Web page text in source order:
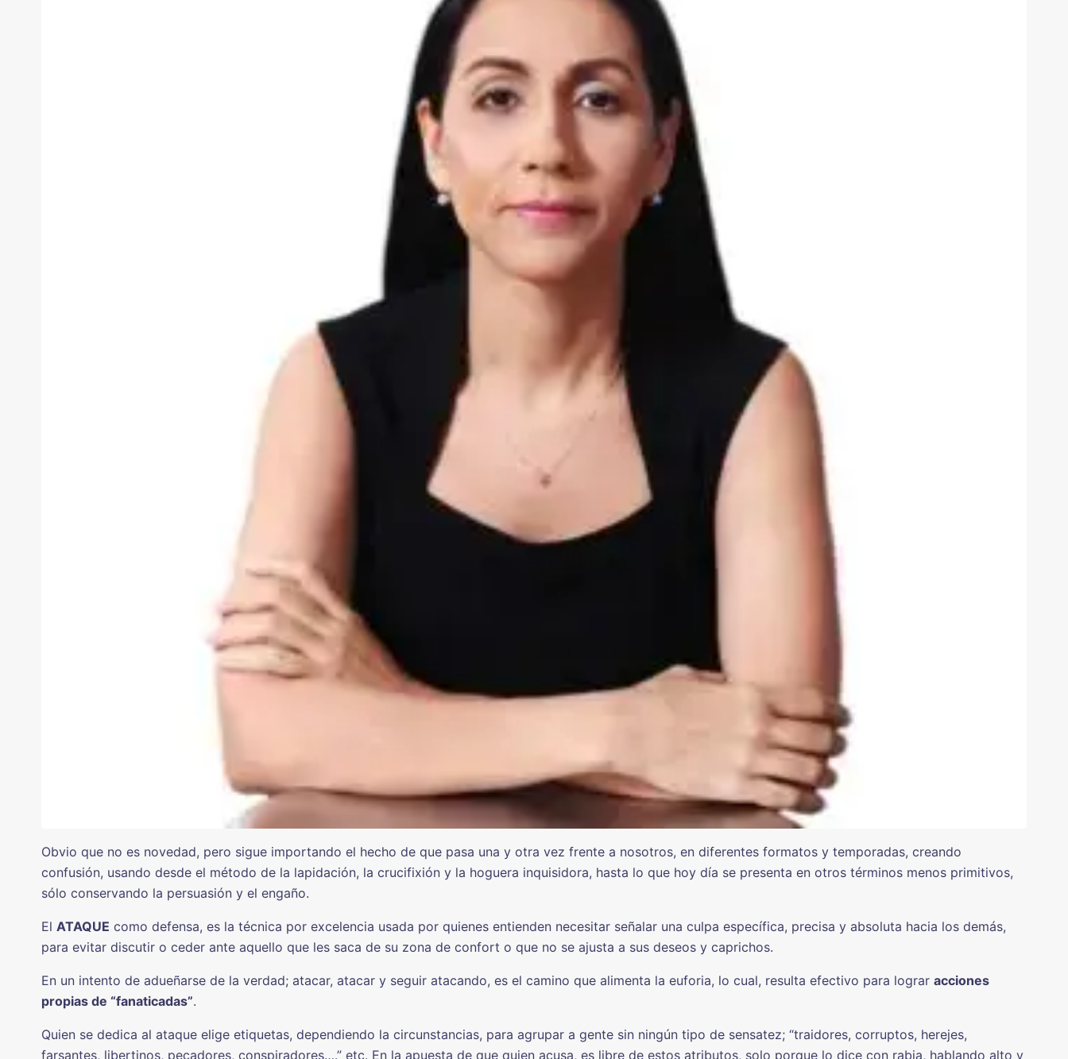
Obvio que no es novedad, pero sigue importando el hecho de que pasa una y otra vez frente a nosotros, en diferentes formatos y temporadas, creando
confusión, usando desde el método de la lapidación, la crucifixión y la hoguera inquisidora, hasta lo que hoy día se presenta en otros términos menos primitivos,
sólo conservando la persuasión y el engaño.
El ATAQUE como defensa, es la técnica por excelencia usada por quienes entienden necesitar señalar una culpa específica, precisa y absoluta hacia los demás,
para evitar discutir o ceder ante aquello que les saca de su zona de confort o que no se ajusta a sus deseos y caprichos.
En un intento de adueñarse de la verdad; atacar, atacar y seguir atacando, es el camino que alimenta la euforia, lo cual, resulta efectivo para lograr acciones
propias de “fanaticadas”.
Quien se dedica al ataque elige etiquetas, dependiendo la circunstancias, para agrupar a gente sin ningún tipo de sensatez; “traidores, corruptos, herejes,
farsantes, libertinos, pecadores, conspiradores….” etc. En la apuesta de que quien acusa, es libre de estos atributos, solo porque lo dice con rabia, hablando alto y